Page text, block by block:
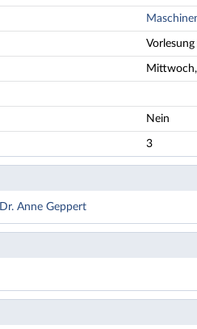
Nein
3
Dr. Anne Geppert